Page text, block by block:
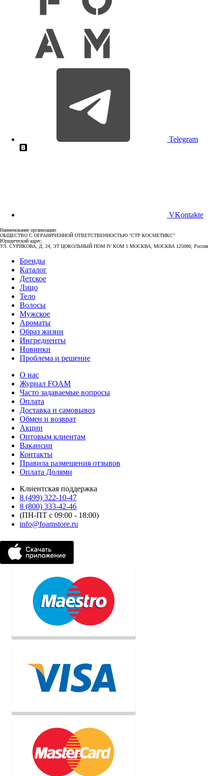
Telegram
VKontakte
Наименование организации:
ОБЩЕСТВО С ОГРАНИЧЕННОЙ ОТВЕТСТВЕННОСТЬЮ "СТР КОСМЕТИКС"
Юридический адрес:
УЛ. СУРИКОВА, Д. 24, ЭТ ЦОКОЛЬНЫЙ ПОМ IV КОМ 1 МОСКВА, МОСКВА 125080, Россия
Бренды
Каталог
Детское
Лицо
Тело
Волосы
Мужское
Ароматы
Образ жизни
Ингредиенты
Новинки
Проблема и решение
О нас
Журнал FOAM
Часто задаваемые вопросы
Оплата
Доставка и самовывоз
Обмен и возврат
Акции
Оптовым клиентам
Вакансии
Контакты
Правила размещения отзывов
Оплата Долями
Клиентская поддержка
8 (499) 322-10-47
8 (800) 333-42-46
(ПН-ПТ с 09:00 - 18:00)
info@foamstore.ru